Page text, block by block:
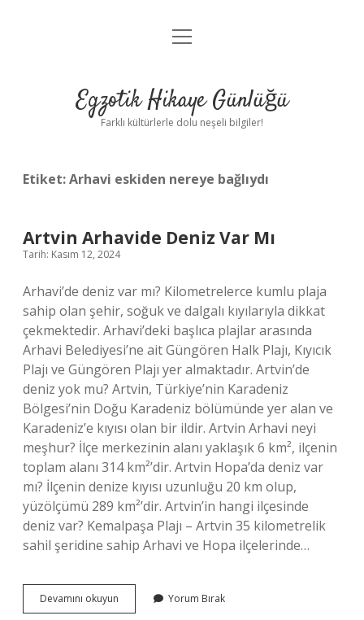
Anasayfa
Yasal Uyarı
menüyü
Egzotik Hikaye Günlüğü
Farklı kültürlerle dolu neşeli bilgiler!
Etiket:Arhavi eskiden nereye bağlıydı
Artvin Arhavide Deniz Var Mı
Tarih: Kasım 12, 2024
Arhavi’de deniz var mı? Kilometrelerce kumlu plaja
sahip olan şehir, soğuk ve dalgalı kıyılarıyla dikkat
çekmektedir. Arhavi’deki başlıca plajlar arasında
Arhavi Belediyesi’ne ait Güngören Halk Plajı, Kıyıcık
Plajı ve Güngören Plajı yer almaktadır. Artvin’de
deniz yok mu? Artvin, Türkiye’nin Karadeniz
Bölgesi’nin Doğu Karadeniz bölümünde yer alan ve
Karadeniz’e kıyısı olan bir ildir. Artvin Arhavi neyi
meşhur? İlçe merkezinin alanı yaklaşık 6 km², ilçenin
toplam alanı 314 km²’dir. Artvin Hopa’da deniz var
mı? İlçenin denize kıyısı uzunluğu 20 km olup,
yüzölçümü 289 km²’dir. Artvin’in hangi ilçesinde
deniz var? Kemalpaşa Plajı – Artvin 35 kilometrelik
sahil şeridine sahip Arhavi ve Hopa ilçelerinde…
Devamını okuyun
Arhavide
Yorum Bırak